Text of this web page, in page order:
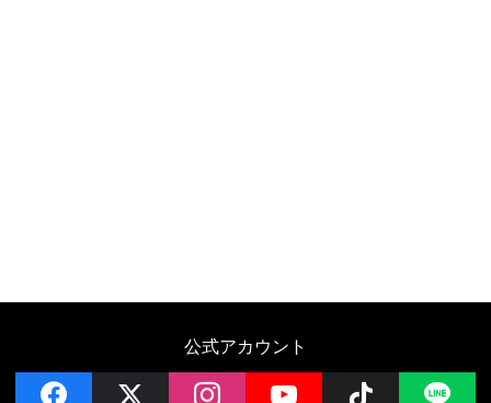
公式アカウント
facebook instagramYouTube Follow